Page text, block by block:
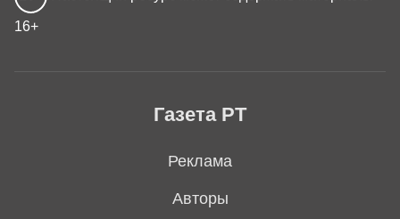
Газета РТ
Реклама
Авторы
16+